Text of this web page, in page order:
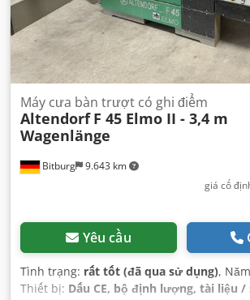
Bitburg 9.643 km
Máy cưa bàn trượt có ghi điểm
Altendorf F 45 Elmo II - 3,4 m
Wagenlänge
giá cố
Yêu cầu
Tình trạng: rất tốt (đã qua sử dụng),
Thiết bị: Dấu CE, bộ định lượng, tài liệu